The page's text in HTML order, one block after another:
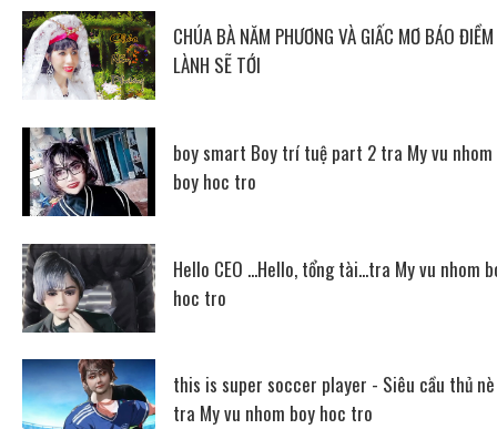
CHÚA BÀ NĂM PHƯƠNG VÀ GIẤC MƠ BÁO ĐIỀM
LÀNH SẼ TỚI
boy smart Boy trí tuệ part 2 tra My vu nhom
boy hoc tro
Hello CEO ...Hello, tổng tài...tra My vu nhom
hoc tro
this is super soccer player - Siêu cầu thủ
tra My vu nhom boy hoc tro